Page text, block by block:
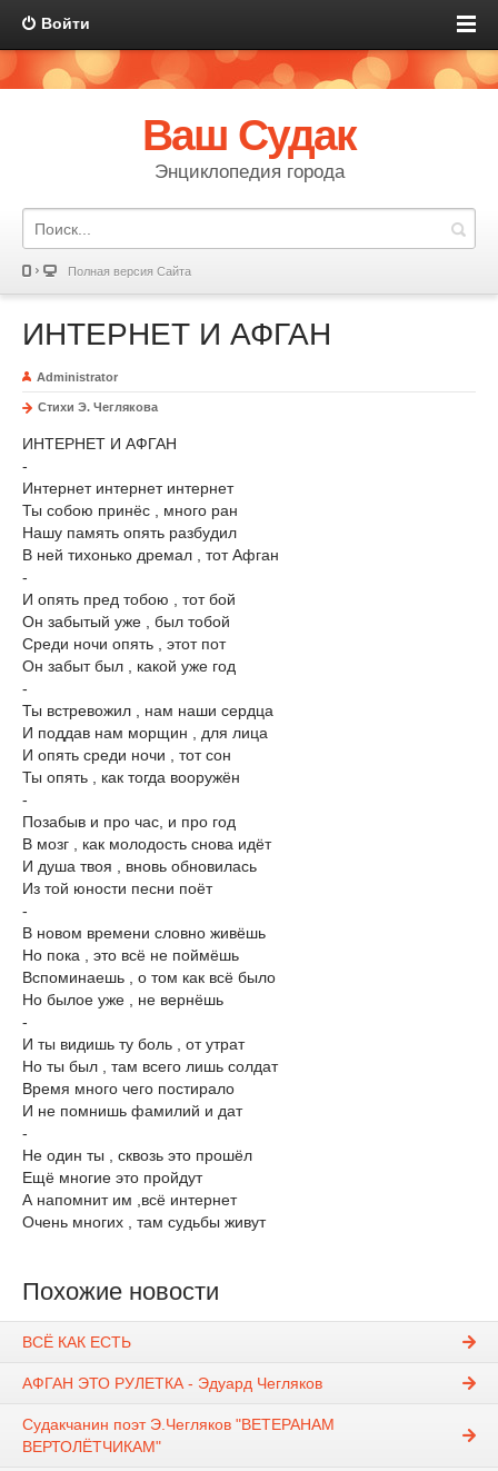
Войти
Ваш Судак
Энциклопедия города
Полная версия Сайта
ИНТЕРНЕТ И АФГАН
Administrator
Стихи Э. Чеглякова
ИНТЕРНЕТ И АФГАН
-
Интернет интернет интернет
Ты собою принёс , много ран
Нашу память опять разбудил
В ней тихонько дремал , тот Афган
-
И опять пред тобою , тот бой
Он забытый уже , был тобой
Среди ночи опять , этот пот
Он забыт был , какой уже год
-
Ты встревожил , нам наши сердца
И поддав нам морщин , для лица
И опять среди ночи , тот сон
Ты опять , как тогда вооружён
-
Позабыв и про час, и про год
В мозг , как молодость снова идёт
И душа твоя , вновь обновилась
Из той юности песни поёт
-
В новом времени словно живёшь
Но пока , это всё не поймёшь
Вспоминаешь , о том как всё было
Но былое уже , не вернёшь
-
И ты видишь ту боль , от утрат
Но ты был , там всего лишь солдат
Время много чего постирало
И не помнишь фамилий и дат
-
Не один ты , сквозь это прошёл
Ещё многие это пройдут
А напомнит им ,всё интернет
Очень многих , там судьбы живут
Похожие новости
ВСЁ КАК ЕСТЬ
АФГАН ЭТО РУЛЕТКА - Эдуард Чегляков
Судакчанин поэт Э.Чегляков "ВЕТЕРАНАМ
ВЕРТОЛЁТЧИКАМ"